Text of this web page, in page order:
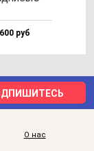
600 руб
О нас